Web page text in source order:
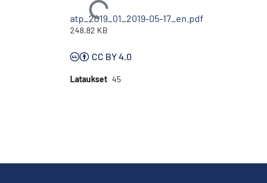
Ladataan...
atp_2019_01_2019-05-17_en.pdf
248.82 KB
CC BY 4.0
Lataukset 45